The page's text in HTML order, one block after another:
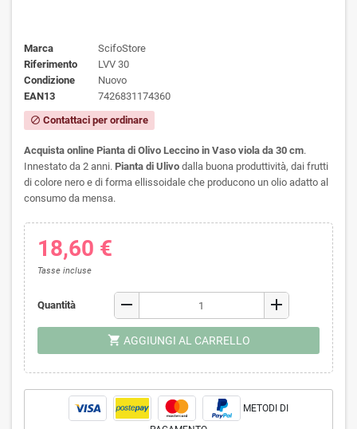
Marca
ScifoStore
Riferimento
LVV 30
Condizione
Nuovo
EAN13
7426831174360
block Contattaci per ordinare
Acquista online Pianta di Olivo Leccino in Vaso viola da 30 cm.
Innestato da 2 anni. Pianta di Ulivo dalla buona produttività, dai frutti
di colore nero e di forma ellissoidale che producono un olio adatto al
consumo da mensa.
18,60 €
Tasse incluse
Quantità remove add
shopping_cart AGGIUNGI AL CARRELLO
METODI DI